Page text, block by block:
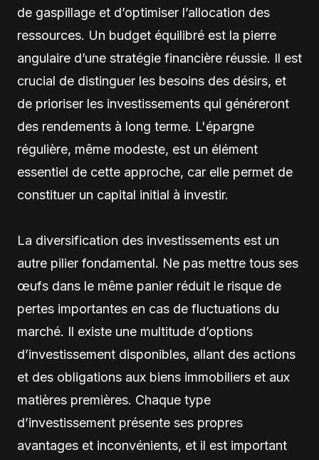
de gaspillage et d’optimiser l’allocation des
ressources. Un budget équilibré est la pierre
angulaire d’une stratégie financière réussie. Il est
crucial de distinguer les besoins des désirs, et
de prioriser les investissements qui généreront
des rendements à long terme. L'épargne
régulière, même modeste, est un élément
essentiel de cette approche, car elle permet de
constituer un capital initial à investir.
La diversification des investissements est un
autre pilier fondamental. Ne pas mettre tous ses
œufs dans le même panier réduit le risque de
pertes importantes en cas de fluctuations du
marché. Il existe une multitude d’options
d’investissement disponibles, allant des actions
et des obligations aux biens immobiliers et aux
matières premières. Chaque type
d’investissement présente ses propres
avantages et inconvénients, et il est important